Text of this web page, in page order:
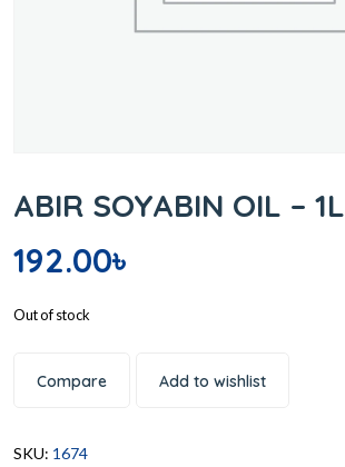
ABIR SOYABIN OIL – 1L
192.00৳
Out of stock
Compare Add to wishlist
SKU: 1674